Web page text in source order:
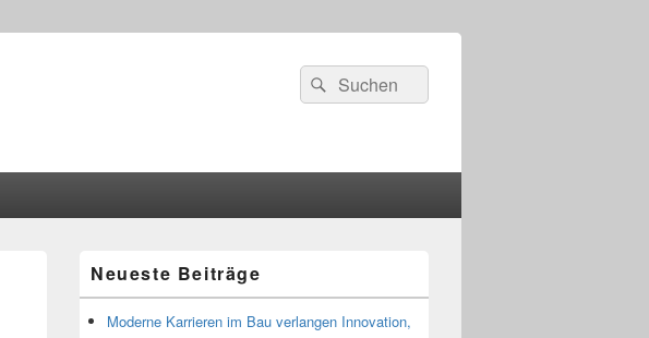
Suchen
nach:
Suchen
Seitenleisten-
Widgetbereich
Neueste Beiträge
Moderne Karrieren im Bau verlangen Innovation,